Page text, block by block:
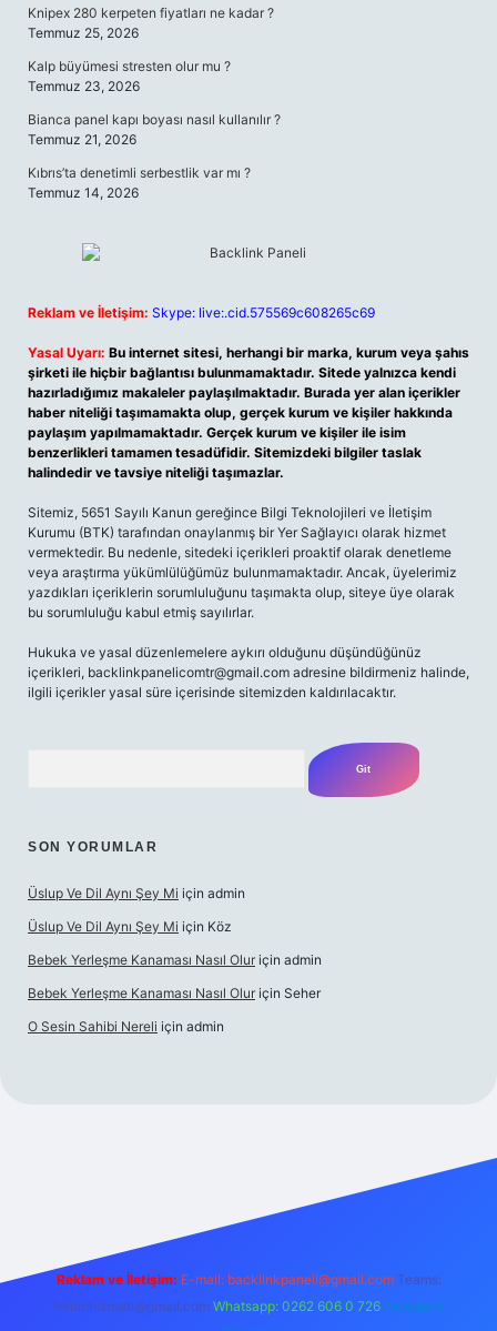
Knipex 280 kerpeten fiyatları ne kadar ?
Temmuz 25, 2026
Kalp büyümesi stresten olur mu ?
Temmuz 23, 2026
Bianca panel kapı boyası nasıl kullanılır ?
Temmuz 21, 2026
Kıbrıs’ta denetimli serbestlik var mı ?
Temmuz 14, 2026
Reklam ve İletişim: Skype: live:.cid.575569c608265c69
Yasal Uyarı: Bu internet sitesi, herhangi bir marka, kurum veya şahıs
şirketi ile hiçbir bağlantısı bulunmamaktadır. Sitede yalnızca kendi
hazırladığımız makaleler paylaşılmaktadır. Burada yer alan içerikler
haber niteliği taşımamakta olup, gerçek kurum ve kişiler hakkında
paylaşım yapılmamaktadır. Gerçek kurum ve kişiler ile isim
benzerlikleri tamamen tesadüfidir. Sitemizdeki bilgiler taslak
halindedir ve tavsiye niteliği taşımazlar.
Sitemiz, 5651 Sayılı Kanun gereğince Bilgi Teknolojileri ve İletişim
Kurumu (BTK) tarafından onaylanmış bir Yer Sağlayıcı olarak hizmet
vermektedir. Bu nedenle, sitedeki içerikleri proaktif olarak denetleme
veya araştırma yükümlülüğümüz bulunmamaktadır. Ancak, üyelerimiz
yazdıkları içeriklerin sorumluluğunu taşımakta olup, siteye üye olarak
bu sorumluluğu kabul etmiş sayılırlar.
Hukuka ve yasal düzenlemelere aykırı olduğunu düşündüğünüz
içerikleri, backlinkpanelicomtr@gmail.com adresine bildirmeniz halinde,
ilgili içerikler yasal süre içerisinde sitemizden kaldırılacaktır.
SON YORUMLAR
Üslup Ve Dil Aynı Şey Mi için admin
Üslup Ve Dil Aynı Şey Mi için Köz
Bebek Yerleşme Kanaması Nasıl Olur için admin
Bebek Yerleşme Kanaması Nasıl Olur için Seher
O Sesin Sahibi Nereli için admin
Reklam ve İletişim: E-mail: backlinkpaneli@gmail.com Teams:
forumhizmeti@gmail.com Whatsapp: 0262 606 0 726 Telegram: